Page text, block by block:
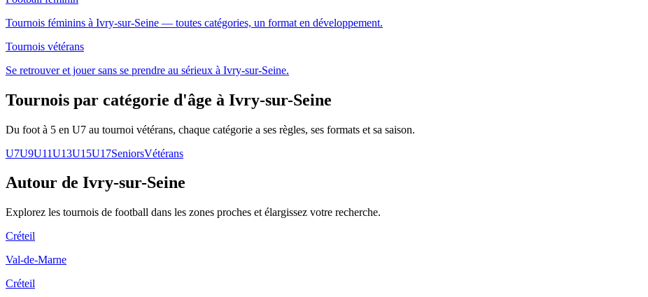
Tournois féminins à Ivry-sur-Seine — toutes catégories, un format en développement.
Tournois vétérans
Se retrouver et jouer sans se prendre au sérieux à Ivry-sur-Seine.
Tournois par catégorie d'âge à Ivry-sur-Seine
Du foot à 5 en U7 au tournoi vétérans, chaque catégorie a ses règles, ses formats et sa saison.
U7U9U11U13U15U17SeniorsVétérans
Autour de Ivry-sur-Seine
Explorez les tournois de football dans les zones proches et élargissez votre recherche.
Créteil
Val-de-Marne
Créteil